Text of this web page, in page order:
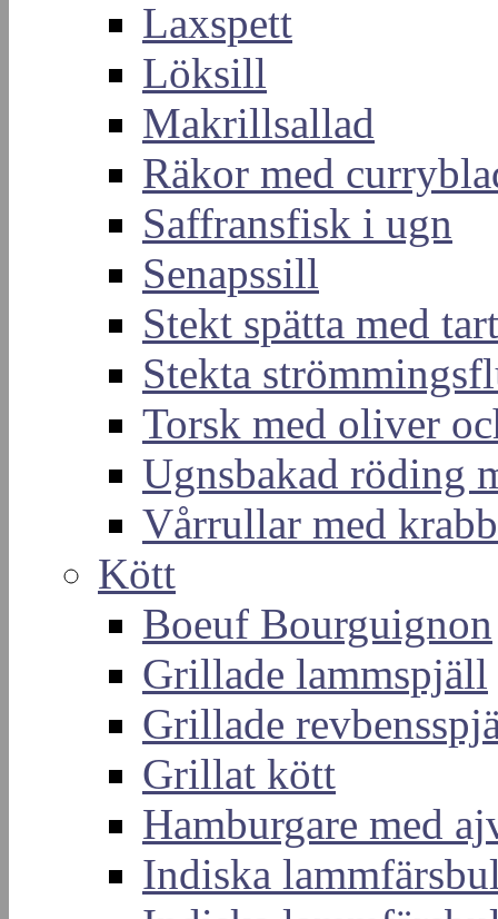
Laxspett
Löksill
Makrillsallad
Räkor med
Saffransfisk i ugn
Senapssill
Stekt spätta med
Stekta
Torsk med oliver
Ugnsbakad röding
Vårrullar med
Kött
Boeuf Bourguignon
Grillade lammspjäll
Grillade
Grillat kött
Hamburgare med
Indiska